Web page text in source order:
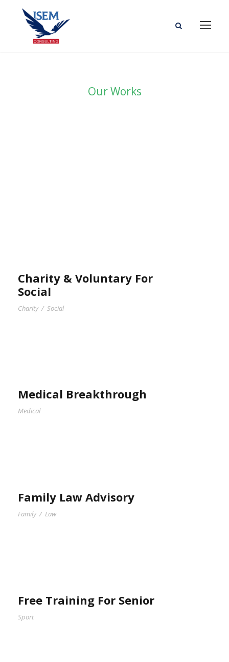
Our Works
Charity & Voluntary For
Social
Charity / Social
Medical Breakthrough
Medical
Family Law Advisory
Family / Law
Free Training For Senior
Sport